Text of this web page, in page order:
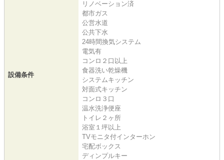
設備条件
リノベーション済
都市ガス
公営水道
公共下水
24時間換気システム
電気有
コンロ２口以上
食器洗い乾燥機
システムキッチン
対面式キッチン
コンロ３口
温水洗浄便座
トイレ２ヶ所
浴室１坪以上
TVモニタ付インターホン
宅配ボックス
ディンプルキー